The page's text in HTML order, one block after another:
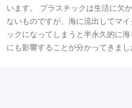
います。 プラスチックは生活に欠
ないものですが、海に流出してマ
ックになってしまうと半永久的に
にも影響することが分かってきまし